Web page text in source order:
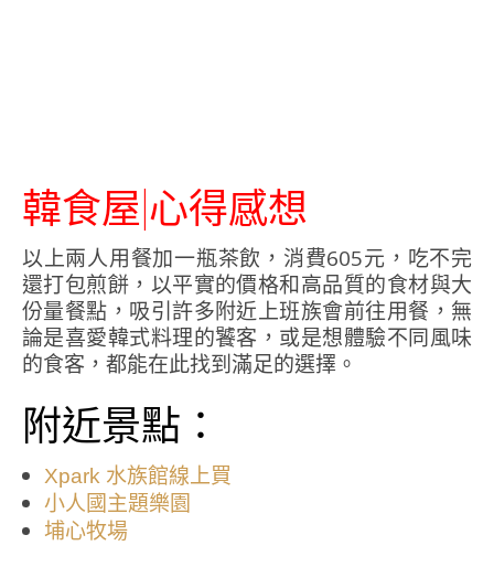
韓食屋|心得感想
以上兩人用餐加一瓶茶飲，消費605元，吃不完
還打包煎餅，以平實的價格和高品質的食材與大
份量餐點，吸引許多附近上班族會前往用餐，無
論是喜愛韓式料理的饕客，或是想體驗不同風味
的食客，都能在此找到滿足的選擇。
附近景點：
Xpark 水族館線上買
小人國主題樂園
埔心牧場